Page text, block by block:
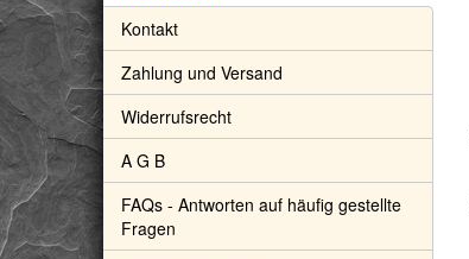
Kontakt
Zahlung und Versand
Widerrufsrecht
A G B
FAQs - Antworten auf häufig gestellte
Fragen